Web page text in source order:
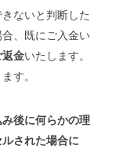
ないと判断した
、既にご入金い
返金いたします。
す。
後に何らかの理
された場合に